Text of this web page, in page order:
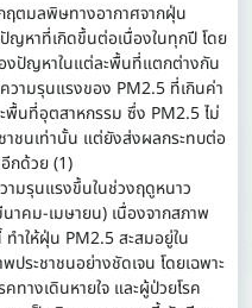
ลพิษทางอากาศจากฝุ่น
ญหาที่เกิดขึ้นต่อเนื่องในทุกปี โดย
งปัญหาในแต่ละพื้นที่แตกต่างกัน
วามรุนแรงของ PM2.5 ที่เกินค่า
พื้นที่อุตสาหกรรม ซึ่ง PM2.5 ไม่
าชนเท่านั้น แต่ยังส่งผลกระทบต่อ
กด้วย (1)
แรงขึ้นในช่วงฤดูหนาว
คม-เมษายน) เนื่องจากสภาพ
ำให้ฝุ่น PM2.5 สะสมอยู่ใน
ระชาชนอย่างชัดเจน โดยเฉพาะ
ทางเดินหายใจ และผู้ป่วยโรค